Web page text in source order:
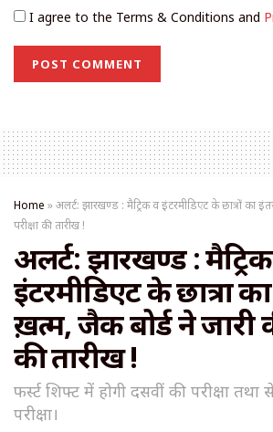
I agree to the Terms & Conditions and
Home »अलर्ट: झारखण्ड : मैट्रिक व इंटरमीडिएट के छात्रों का
परीक्षा की तारीख !
अलर्ट: झारखण्ड :
इंटरमीडिएट के छात्रों
ख़त्म, जैक बोर्ड ने जारी
की तारीख !
फर्स्ट शिफ्ट में होगी दसवीं की परीक्षा
परीक्षा।